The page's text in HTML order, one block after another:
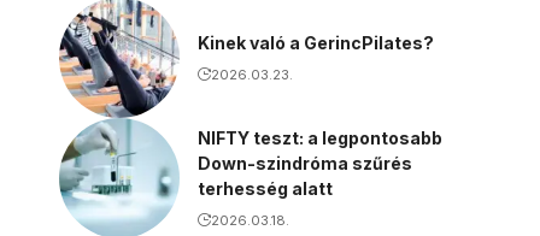
Kinek való a GerincPilates?
2026.03.23.
NIFTY teszt: a legpontosabb
Down-szindróma szűrés
terhesség alatt
2026.03.18.